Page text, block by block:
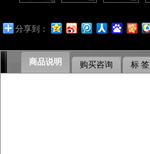
分享到：
商品说明 购买咨询 标 签